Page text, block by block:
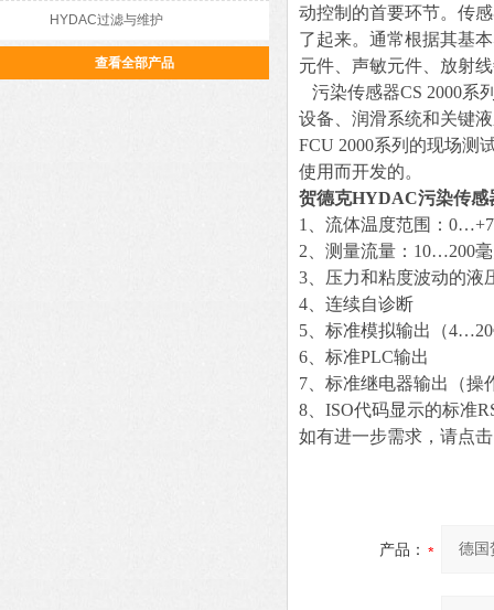
HYDAC过滤与维护
查看全部产品
动控制的首要环节。传
了起来。通常根据其基
元件、声敏元件、放射
污染传感器CS 2000系
设备、润滑系统和关键
FCU 2000系列的现场测
使用而开发的。
贺德克HYDAC污染传感
1、流体温度范围：
2、测量流量：10…200
3、压力和粘度波动的液
4、连续自诊断
5、标准模拟输出（
6、标准PLC输出
7、标准继电器输出（操
8、ISO代码显示的标准
如有进一步需求，请点
产品：